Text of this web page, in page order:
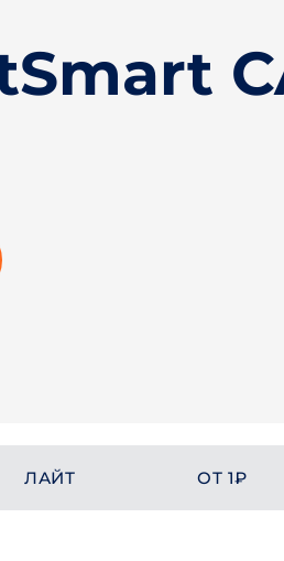
ЛАЙТ ОТ 1₽